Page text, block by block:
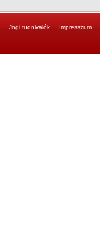
Jogi tudnivalók Impresszum